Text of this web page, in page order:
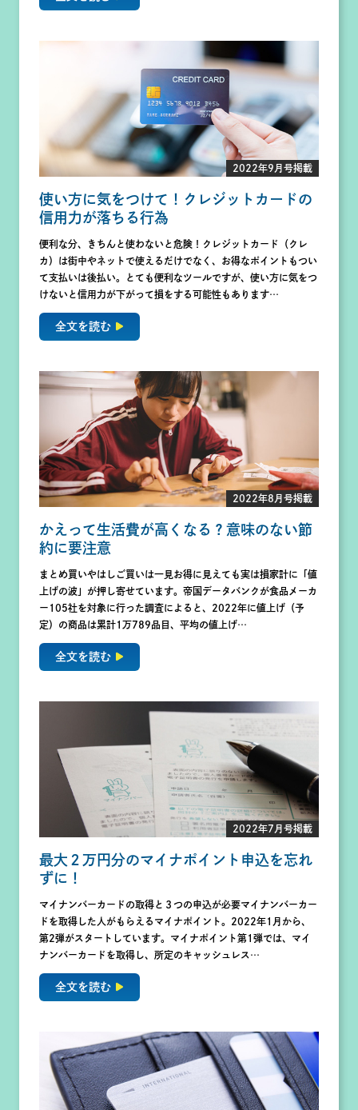
2022年9月号掲載
使い方に気をつけて！クレジットカードの
信用力が落ちる行為
便利な分、きちんと使わないと危険！クレジットカード（クレ
カ）は街中やネットで使えるだけでなく、お得なポイントもつい
て支払いは後払い。とても便利なツールですが、使い方に気をつ
けないと信用力が下がって損をする可能性もあります…
全文を読む
2022年8月号掲載
かえって生活費が高くなる？意味のない節
約に要注意
まとめ買いやはしご買いは一見お得に見えても実は損家計に「値
上げの波」が押し寄せています。帝国データバンクが食品メーカ
ー105社を対象に行った調査によると、2022年に値上げ（予
定）の商品は累計1万789品目、平均の値上げ…
全文を読む
2022年7月号掲載
最大２万円分のマイナポイント申込を忘れ
ずに！
マイナンバーカードの取得と３つの申込が必要マイナンバーカー
ドを取得した人がもらえるマイナポイント。2022年1月から、
第2弾がスタートしています。マイナポイント第1弾では、マイ
ナンバーカードを取得し、所定のキャッシュレス…
全文を読む